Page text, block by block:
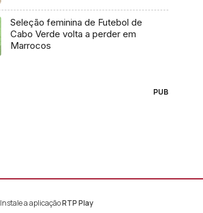
Seleção feminina de Futebol de
Cabo Verde volta a perder em
Marrocos
PUB
Instale a aplicaçãoRTP Play